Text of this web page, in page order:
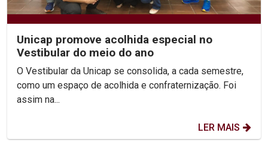
Unicap promove acolhida especial no
Vestibular do meio do ano
O Vestibular da Unicap se consolida, a cada semestre,
como um espaço de acolhida e confraternização. Foi
assim na...
LER MAIS